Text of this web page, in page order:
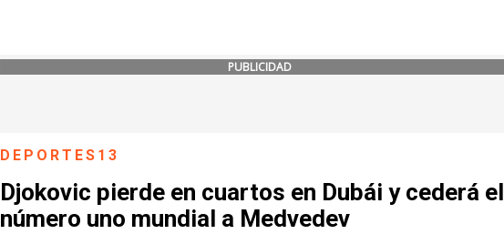
PUBLICIDAD
DEPORTES13
Djokovic pierde en cuartos en Dubái y cederá el
número uno mundial a Medvedev